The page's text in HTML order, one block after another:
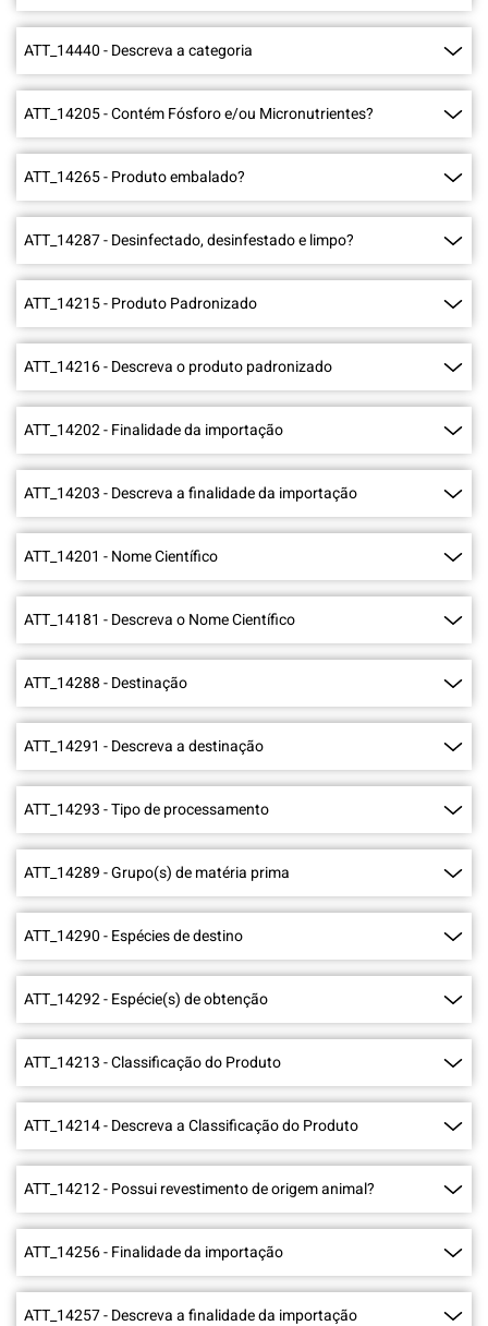
ATT_14440 - Descreva a categoria
ATT_14205-Contém Fósforo e/ou Micronutrientes?
ATT_14265- Produto embalado?
ATT_14287- Desinfectado, desinfestado e limpo?
ATT_14215- Produto Padronizado
ATT_14216- Descreva o produto padronizado
ATT_14202- Finalidade da importação
ATT_14203 - Descreva a finalidade da importação
ATT_14201 - Nome Científico
ATT_14181 - Descreva o Nome Científico
ATT_14288 - Destinação
ATT_14291 - Descreva a destinação
ATT_14293 -Tipo de processamento
ATT_14289 -Grupo(s) de matéria prima
ATT_14290 - Espécies de destino
ATT_14292- Espécie(s) de obtenção
ATT_14213 -Classificação do Produto
ATT_14214- Descreva a Classificação do Produto
ATT_14212- Possui revestimento de origem animal?
ATT_14256- Finalidade da importação
ATT_14257- Descreva a finalidade da importação